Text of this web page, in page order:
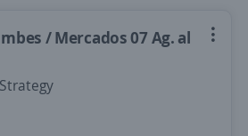
/ Mercados 07 Ag. al